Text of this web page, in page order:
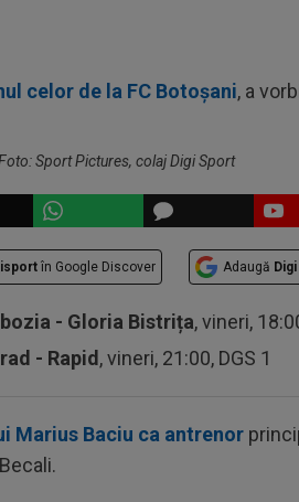
celor de la FC Botoșani, a
Sport Pictures, colaj Digi Sport
în Google Discover Adaugă
- Gloria Bistrița, vineri,
- Rapid , vineri, 21:00, DGS 1
Marius Baciu ca antrenor